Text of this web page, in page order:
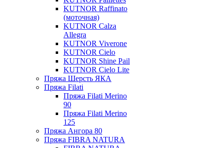
KUTNOR Raffinato
(моточная)
KUTNOR Calza
Allegra
KUTNOR Viverone
KUTNOR Cielo
KUTNOR Shine Pail
KUTNOR Cielo Lite
Пряжа Шерсть ЯКА
Пряжа Filati
Пряжа Filati Merino
90
Пряжа Filati Merino
125
Пряжа Ангора 80
Пряжа FIBRA NATURA